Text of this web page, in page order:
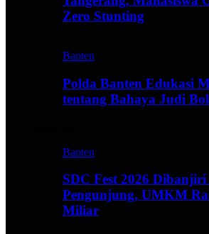
Zero Stunting
Banten
Polda Banten Edukasi
tentang Bahaya Judi
Banten
SDC Fest 2026 Dibanjiri
Pengunjung, UMKM
Miliar